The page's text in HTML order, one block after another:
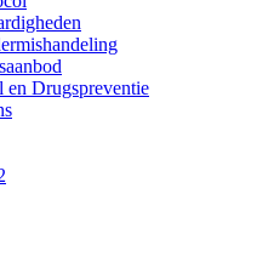
en Drugspreventie